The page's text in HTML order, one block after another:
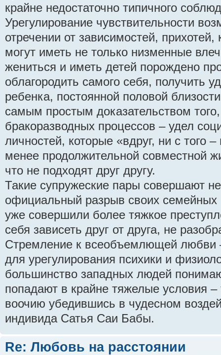
крайне недостаточно типичного
Урегулирование чувствительности
отречении от зависимостей, прихотей,
могут иметь не только низменные
жениться и иметь детей порождено
облагородить самого себя, получить
ребенка, постоянной половой
самым простым доказательством
бракоразводных процессов – удел
личностей, которые «вдруг, ни с того
менее продолжительной совместной
что не подходят друг другу.
Такие супружеские пары совершают
официальный разрыв своих семейных
уже совершили более тяжкое
себя зависеть друг от друга, не
Стремление к всеобъемлющей любви
для урегулирования психики и
большинство западных людей
попадают в крайне тяжелые условия
воочию убедившись в чудесном
индивида Сатья Саи Бабы.
Re: Любовь на расстоянии